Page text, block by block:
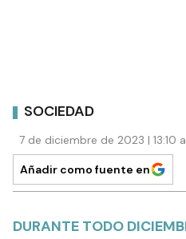
SOCIEDAD
7 de diciembre de 2023 | 13:10
Añadir como fuente en
DURANTE TODO